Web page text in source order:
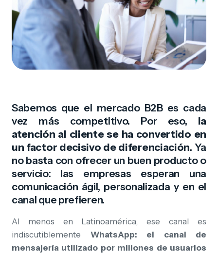
Adlinker
Atribución y enlace de campañas
¿No sabes por dónde empezar?
Te ayudamos a mapear tu operación y elegir el
servicio.
Comunicados
Novedades, anuncios y actualizaciones
importantes de la plataforma.
Contratos
Documentación
Actas, minutas y registros de entregas de tu
implementación.
Como cliente RaptorCX tienes acceso
exclusivo.
Inicia sesión o crea tu cuenta para explorar tus
herramientas y contenidos.
Iniciar sesión
Sabemos que el mercado B2B es cada
vez más competitivo. Por eso, la
atención al cliente se ha convertido en
un factor decisivo de diferenciación. Ya
no basta con ofrecer un buen producto o
servicio: las empresas esperan una
comunicación ágil, personalizada y en el
canal que prefieren.
Al menos en Latinoamérica, ese canal es
indiscutiblemente WhatsApp: el canal de
mensajería utilizado por millones de usuarios